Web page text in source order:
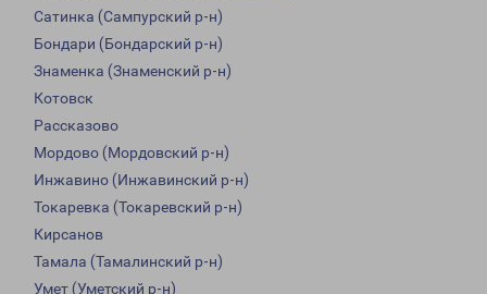
Сатинка (Сампурский р-н)
Бондари (Бондарский р-н)
Знаменка (Знаменский р-н)
Котовск
Рассказово
Мордово (Мордовский р-н)
Инжавино (Инжавинский р-н)
Токаревка (Токаревский р-н)
Кирсанов
Тамала (Тамалинский р-н)
Умет (Уметский р-н)